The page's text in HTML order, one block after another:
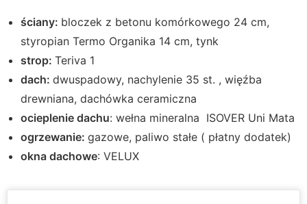
ściany: bloczek z betonu komórkowego 24 cm,
styropian Termo Organika 14 cm, tynk
strop: Teriva 1
dach: dwuspadowy, nachylenie 35 st. , więźba
drewniana, dachówka ceramiczna
ocieplenie dachu: wełna mineralna ISOVER Uni Mata
ogrzewanie: gazowe, paliwo stałe ( płatny dodatek)
okna dachowe: VELUX